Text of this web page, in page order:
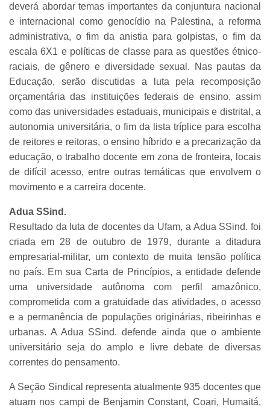
deverá abordar temas importantes da conjuntura nacional
e internacional como genocídio na Palestina, a reforma
administrativa, o fim da anistia para golpistas, o fim da
escala 6X1 e políticas de classe para as questões étnico-
raciais, de gênero e diversidade sexual. Nas pautas da
Educação, serão discutidas a luta pela recomposição
orçamentária das instituições federais de ensino, assim
como das universidades estaduais, municipais e distrital, a
autonomia universitária, o fim da lista tríplice para escolha
de reitores e reitoras, o ensino híbrido e a precarização da
educação, o trabalho docente em zona de fronteira, locais
de difícil acesso, entre outras temáticas que envolvem o
movimento e a carreira docente.
Adua SSind.
Resultado da luta de docentes da Ufam, a Adua SSind. foi
criada em 28 de outubro de 1979, durante a ditadura
empresarial-militar, um contexto de muita tensão política
no país. Em sua Carta de Princípios, a entidade defende
uma universidade autônoma com perfil amazônico,
comprometida com a gratuidade das atividades, o acesso
e a permanência de populações originárias, ribeirinhas e
urbanas. A Adua SSind. defende ainda que o ambiente
universitário seja do amplo e livre debate de diversas
correntes do pensamento.
A Seção Sindical representa atualmente 935 docentes que
atuam nos campi de Benjamin Constant, Coari, Humaitá,